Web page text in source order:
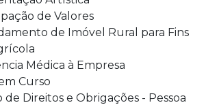
de Valores
de Imóvel Rural para Fins
Médica à Empresa
Curso
de Direitos e Obrigações - Pessoa